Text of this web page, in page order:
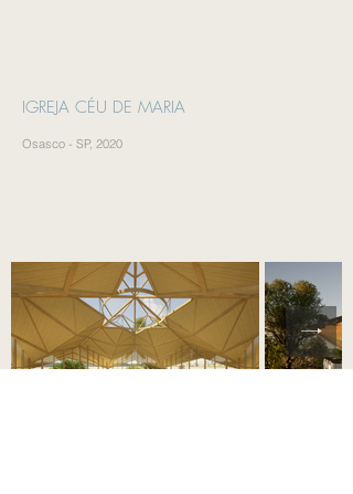
IGREJA CÉU DE MARIA
Osasco - SP, 2020